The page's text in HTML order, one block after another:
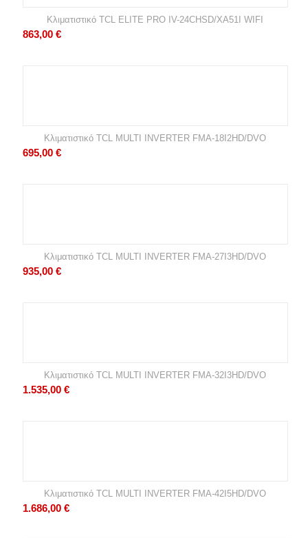
Κλιματιστικό TCL ELITE PRO IV-24CHSD/XA51I WIFI
863,00 €
Κλιματιστικό TCL MULTI INVERTER FMA-18I2HD/DVO
695,00 €
Κλιματιστικό TCL MULTI INVERTER FMA-27I3HD/DVO
935,00 €
Κλιματιστικό TCL MULTI INVERTER FMA-32I3HD/DVO
1.535,00 €
Κλιματιστικό TCL MULTI INVERTER FMA-42I5HD/DVO
1.686,00 €